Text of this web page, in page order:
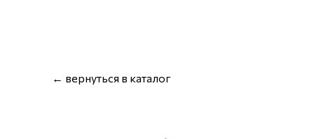
← вернуться в каталог